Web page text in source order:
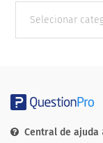
Categorias
Central de ajuda